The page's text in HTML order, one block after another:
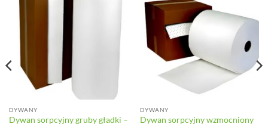
DYWANY
Dywan sorpcyjny gruby gładki –
DYWANY
Dywan sorpcyjny wzmocniony